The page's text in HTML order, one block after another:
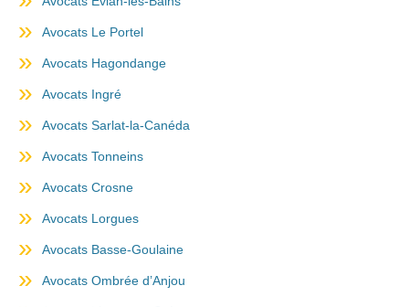
Avocats Le Portel
Avocats Hagondange
Avocats Ingré
Avocats Sarlat-la-Canéda
Avocats Tonneins
Avocats Crosne
Avocats Lorgues
Avocats Basse-Goulaine
Avocats Ombrée d’Anjou